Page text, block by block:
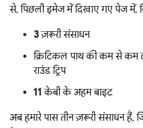
से, पिछली इमेज में दिखाए गए पेज में,
3ज़रूरी संसाधन
क्रिटिकल पाथ की कम से कम
राउंड ट्रिप
11 केबी के अहम बाइट
अब हमारे पास तीन ज़रूरी संसाधन